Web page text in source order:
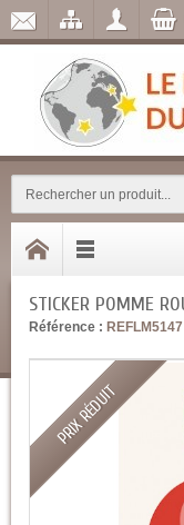
STICKER POMME
Référence : REFLM5147
PRIX RÉDUIT